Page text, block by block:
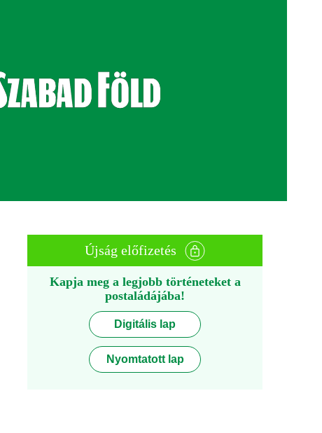
Újság előfizetés
Kapja meg a legjobb történeteket a
postaládájába!
Digitális lap
Nyomtatott lap